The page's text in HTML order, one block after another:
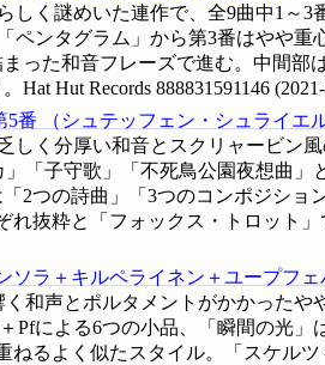
しく謎めいた連作で、全9曲中1～
ペンタグラム」から第3番はやや
った和音フレーズで進む。中間部
Hat Hut Records 888831591146 (
5番 （ シュテッフェン・シュライエ
しく分厚い和音とスクリャービン
「子守歌」「不死鳥公園夜想曲
2つの詩曲」「3つのコンポジシ
抜粋と「フォックス・トロット
ソラ＋キルペライネン＋ユープフェ
和声とポルタメントがかかった
Pfによる6つの小品、「瞬間の光
るよく似たスタイル。「スケル